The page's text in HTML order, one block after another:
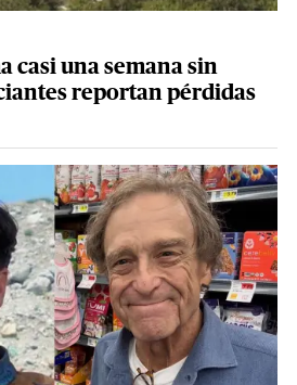
casi una semana sin
reportan pérdidas